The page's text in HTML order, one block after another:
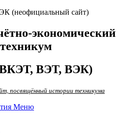
экономический
техникум
ВЭТ, ВЭК)
посвящённый истории техникума
Меню